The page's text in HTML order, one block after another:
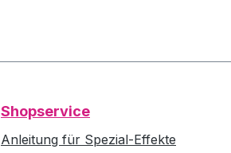
Shopservice
Anleitung für Spezial-Effekte